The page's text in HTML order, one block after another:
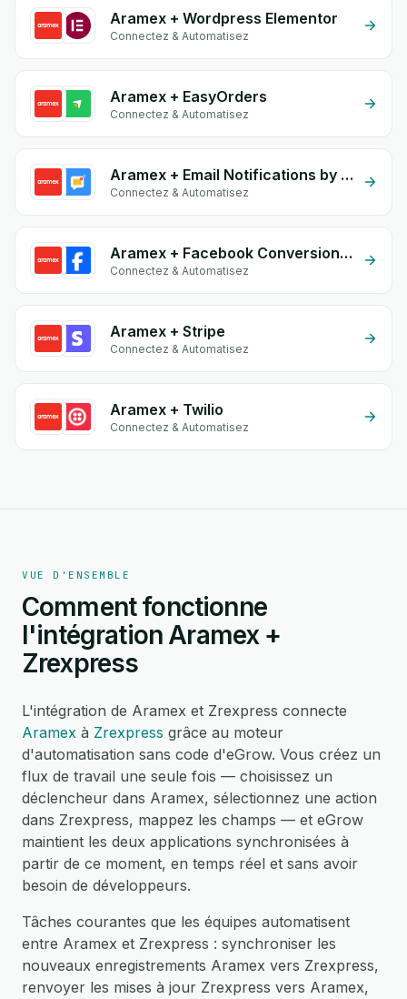
Aramex + Wordpress Elementor
Connectez & Automatisez
Aramex + EasyOrders
Connectez & Automatisez
Aramex + Email Notifications by eGrow
Connectez & Automatisez
Aramex + Facebook Conversion API (CAPI)
Connectez & Automatisez
Aramex + Stripe
Connectez & Automatisez
Aramex + Twilio
Connectez & Automatisez
VUE D'ENSEMBLE
Comment fonctionne
l'intégration Aramex +
Zrexpress
L'intégration de Aramex et Zrexpress connecte
Aramex à Zrexpress grâce au moteur
d'automatisation sans code d'eGrow. Vous créez un
flux de travail une seule fois — choisissez un
déclencheur dans Aramex, sélectionnez une action
dans Zrexpress, mappez les champs — et eGrow
maintient les deux applications synchronisées à
partir de ce moment, en temps réel et sans avoir
besoin de développeurs.
Tâches courantes que les équipes automatisent
entre Aramex et Zrexpress : synchroniser les
nouveaux enregistrements Aramex vers Zrexpress,
renvoyer les mises à jour Zrexpress vers Aramex,